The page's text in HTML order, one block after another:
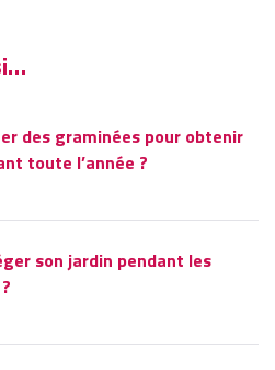
des graminées pour obtenir
toute l’année ?
son jardin pendant les